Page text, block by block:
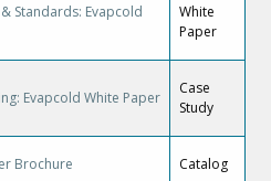
Standards: Evapcold
White
Paper
Evapcold White Paper
Case
Study
Brochure Catalog